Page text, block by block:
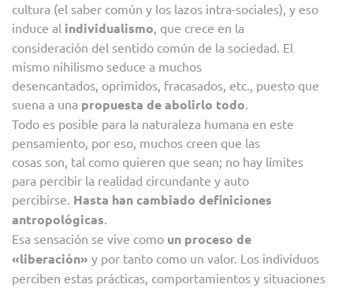
cultura (el saber común y los lazos intra-sociales), y eso
induce al individualismo, que crece en la
consideración del sentido común de la sociedad. El
mismo nihilismo seduce a muchos
desencantados, oprimidos, fracasados, etc., puesto que
suena a una propuesta de abolirlo todo.
Todo es posible para la naturaleza humana en este
pensamiento, por eso, muchos creen que las
cosas son, tal como quieren que sean; no hay límites
para percibir la realidad circundante y auto
percibirse. Hasta han cambiado definiciones
antropológicas.
Esa sensación se vive como un proceso de
«liberación» y por tanto como un valor. Los individuos
perciben estas prácticas, comportamientos y situaciones